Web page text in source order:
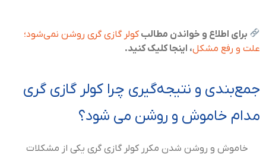
برای اطلاع و خواندن مطالبکولر گازی گری روشن نمی‌شود؛
علت و رفع مشکل، اینجا کلیک کنید.
جمع‌بندی و نتیجه‌گیری چرا کولر گازی گری
مدام خاموش و روشن می شود؟
خاموش و روشن شدن مکرر کولر گازی گری یکی از مشکلات